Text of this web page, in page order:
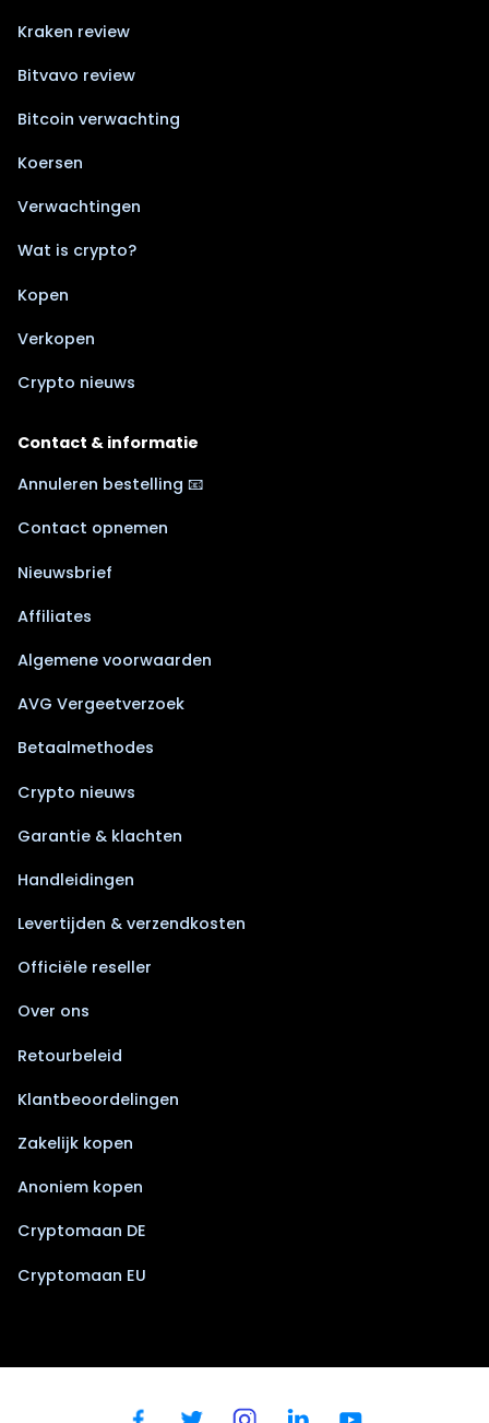
Kraken review
Bitvavo review
Bitcoin verwachting
Koersen
Verwachtingen
Wat is crypto?
Kopen
Verkopen
Crypto nieuws
Contact & informatie
Annuleren bestelling 📧
Contact opnemen
Nieuwsbrief
Affiliates
Algemene voorwaarden
AVG Vergeetverzoek
Betaalmethodes
Crypto nieuws
Garantie & klachten
Handleidingen
Levertijden & verzendkosten
Officiële reseller
Over ons
Retourbeleid
Klantbeoordelingen
Zakelijk kopen
Anoniem kopen
Cryptomaan DE
Cryptomaan EU